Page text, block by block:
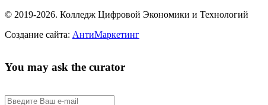
© 2019-2026. Колледж Цифровой Экономики и Технологий
Создание сайта: АнтиМаркетинг
You may ask the curator